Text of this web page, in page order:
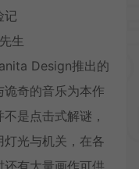
记
生
Design推出的
奇的音乐为本作
是点击式解谜，
光与机关，在各